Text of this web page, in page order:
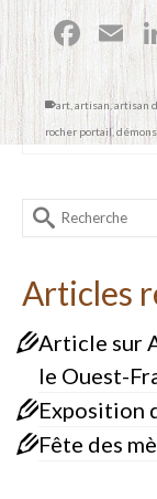
art artisan,artisan
rocher portail,
Rechercher :
Articles
Article sur
le Ouest-
Exposition
Fête des